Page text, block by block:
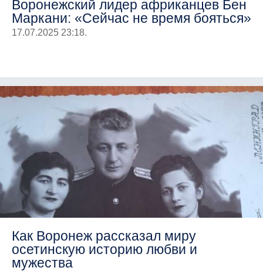
Воронежский лидер африканцев Бен
Маркани: «Сейчас не время бояться»
17.07.2025 23:18.
Как Воронеж рассказал миру
осетинскую историю любви и
мужества